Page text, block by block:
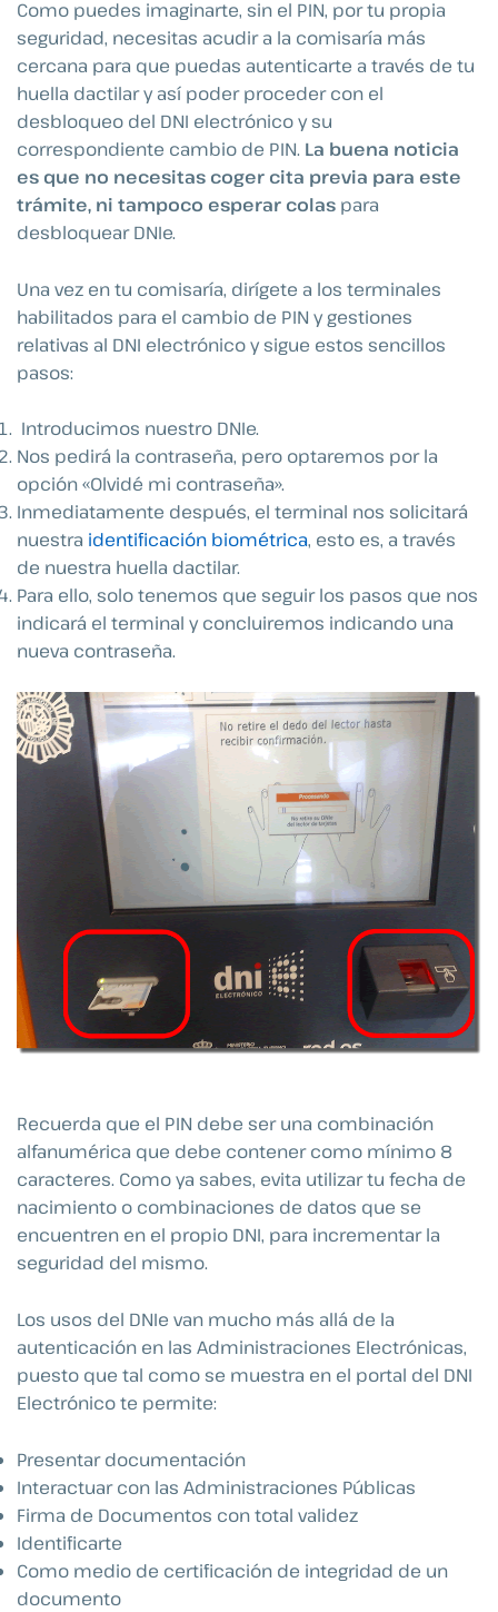
Como puedes imaginarte, sin el PIN, por tu propia
seguridad, necesitas acudir a la comisaría más
cercana para que puedas autenticarte a través de tu
huella dactilar y así poder proceder con el
desbloqueo del DNI electrónico y su
correspondiente cambio de PIN. La buena noticia
es que no necesitas coger cita previa para este
trámite, ni tampoco esperar colas para
desbloquear DNIe.
Una vez en tu comisaría, dirígete a los terminales
habilitados para el cambio de PIN y gestiones
relativas al DNI electrónico y sigue estos sencillos
pasos:
Introducimos nuestro DNIe.
Nos pedirá la contraseña, pero optaremos por la
opción «Olvidé mi contraseña».
Inmediatamente después, el terminal nos solicitará
nuestra identificación biométrica, esto es, a través
de nuestra huella dactilar.
Para ello, solo tenemos que seguir los pasos que nos
indicará el terminal y concluiremos indicando una
nueva contraseña.
Recuerda que el PIN debe ser una combinación
alfanumérica que debe contener como mínimo 8
caracteres. Como ya sabes, evita utilizar tu fecha de
nacimiento o combinaciones de datos que se
encuentren en el propio DNI, para incrementar la
seguridad del mismo.
Los usos del DNIe van mucho más allá de la
autenticación en las Administraciones Electrónicas,
puesto que tal como se muestra en el portal del DNI
Electrónico te permite:
Presentar documentación
Interactuar con las Administraciones Públicas
Firma de Documentos con total validez
Identificarte
Como medio de certificación de integridad de un
documento